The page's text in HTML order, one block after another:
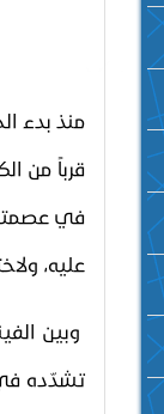
منذ بدء
قرباً من
في
عليه،
وبين
تشدّده في